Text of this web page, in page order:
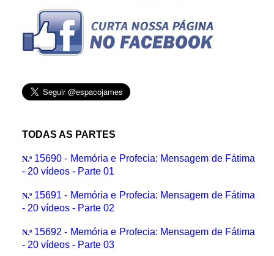
TODAS AS PARTES
N.º 15690 - Memória e Profecia: Mensagem de Fátima
- 20 vídeos - Parte 01
N.º 15691 - Memória e Profecia: Mensagem de Fátima
- 20 vídeos - Parte 02
N.º 15692 - Memória e Profecia: Mensagem de Fátima
- 20 vídeos - Parte 03